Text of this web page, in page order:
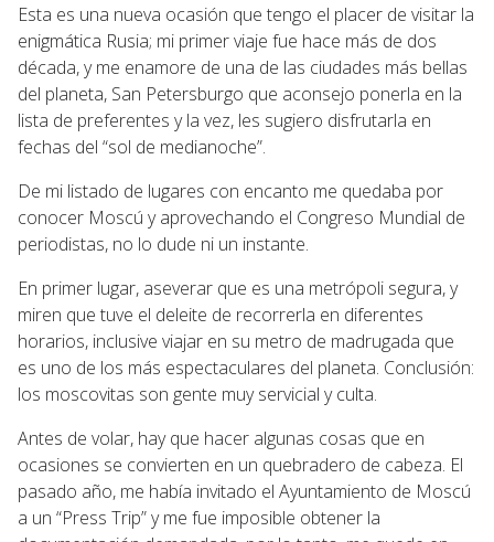
Esta es una nueva ocasión que tengo el placer de visitar la
enigmática Rusia; mi primer viaje fue hace más de dos
década, y me enamore de una de las ciudades más bellas
del planeta, San Petersburgo que aconsejo ponerla en la
lista de preferentes y la vez, les sugiero disfrutarla en
fechas del “sol de medianoche”.
De mi listado de lugares con encanto me quedaba por
conocer Moscú y aprovechando el Congreso Mundial de
periodistas, no lo dude ni un instante.
En primer lugar, aseverar que es una metrópoli segura, y
miren que tuve el deleite de recorrerla en diferentes
horarios, inclusive viajar en su metro de madrugada que
es uno de los más espectaculares del planeta. Conclusión:
los moscovitas son gente muy servicial y culta.
Antes de volar, hay que hacer algunas cosas que en
ocasiones se convierten en un quebradero de cabeza. El
pasado año, me había invitado el Ayuntamiento de Moscú
a un “Press Trip” y me fue imposible obtener la